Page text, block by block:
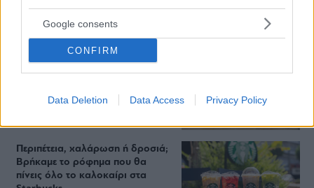
Google consents
CONFIRM
Data Deletion Data Access Privacy Policy
Staks: Πώς μια cool καντίνα προσγειώθηκε (και
ρίζωσε) σε ένα αθέατο οικόπεδο στην Ανάβυσσο
Από brunch μέχρι δείπνο δίπλα
στο κύμα: Γιατί στο Bolivar πας
Περιπέτεια, χαλάρωση ή δροσιά;
Βρήκαμε το ρόφημα που θα
πίνεις όλο το καλοκαίρι στα